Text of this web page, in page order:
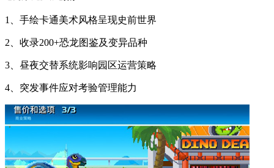
1、手绘卡通美术风格呈现史前世界
2、收录200+恐龙图鉴及变异品种
3、昼夜交替系统影响园区运营策略
4、突发事件应对考验管理能力